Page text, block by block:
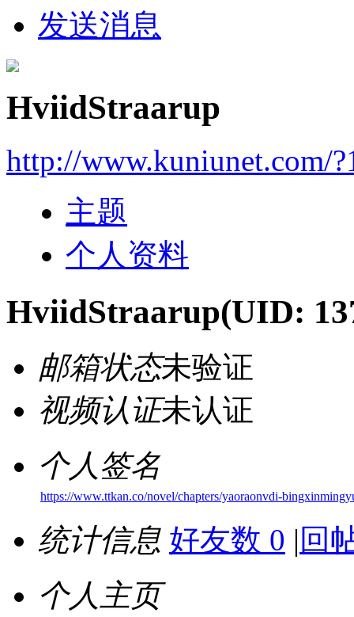
发送消息
HviidStraarup
http://www.kuniunet.com/
主题
个人资料
HviidStraarup(UID:
邮箱状态未验证
视频认证未认证
个人签名
https://www.ttkan.co/novel/chapters/yaoraonvdi-
统计信息 好友数 0 | 回
个人主页